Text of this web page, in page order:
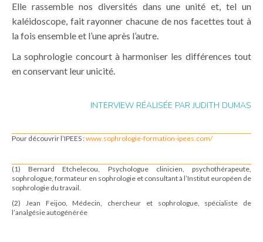
Elle rassemble nos diversités dans une unité et, tel un
kaléidoscope, fait rayonner chacune de nos facettes tout à
la fois ensemble et l’une après l’autre.
La sophrologie concourt à harmoniser les différences tout
en conservant leur unicité.
INTERVIEW RÉALISÉE PAR JUDITH DUMAS
Pour découvrir l’IPEES :www.sophrologie-formation-ipees.com/
(1) Bernard Etchelecou, Psychologue clinicien, psychothérapeute,
sophrologue, formateur en sophrologie et consultant à l’Institut européen de
sophrologie du travail.
(2) Jean Feijoo, Médecin, chercheur et sophrologue, spécialiste de
l’analgésie autogénérée